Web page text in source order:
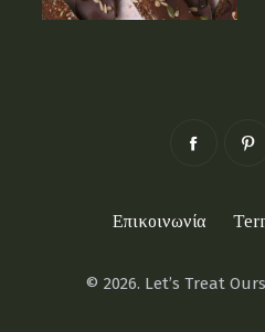
© 2026. Let’s Treat
Επικοινωνία